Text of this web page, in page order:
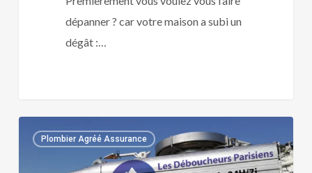
dépanner ? car votre maison a subi un
dégât :…
agréé
Plombier Agréé Assurance
0